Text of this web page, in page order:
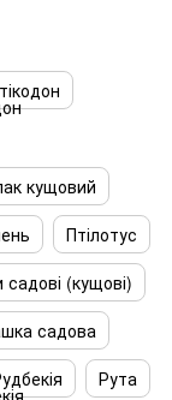
кущовий
Птілотус
садові (кущові)
садова
Рута